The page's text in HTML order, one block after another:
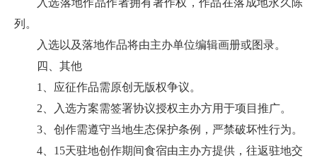
入选落地作品作者拥有著作权，作品在落成地永久陈
列。
入选以及落地作品将由主办单位编辑画册或图录。
四、其他
1、应征作品需原创无版权争议。
2、入选方案需签署协议授权主办方用于项目推广。
3、创作需遵守当地生态保护条例，严禁破坏性行为。
4、15天驻地创作期间食宿由主办方提供，往返驻地交